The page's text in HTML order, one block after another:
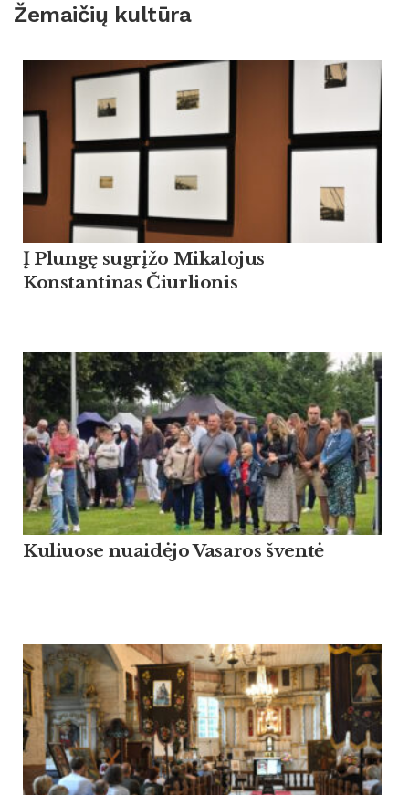
Žemaičių kultūra
Į Plungę sugrįžo Mikalojus
Konstantinas Čiurlionis
Kuliuose nuaidėjo Vasaros šventė